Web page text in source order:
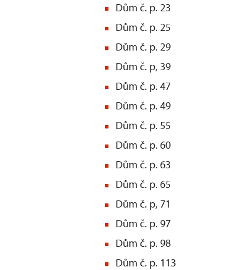
Dům č. p. 23
Dům č. p. 25
Dům č. p. 29
Dům č. p, 39
Dům č. p. 47
Dům č. p. 49
Dům č. p. 55
Dům č. p. 60
Dům č. p. 63
Dům č. p. 65
Dům č. p, 71
Dům č. p. 97
Dům č. p. 98
Dům č. p. 113